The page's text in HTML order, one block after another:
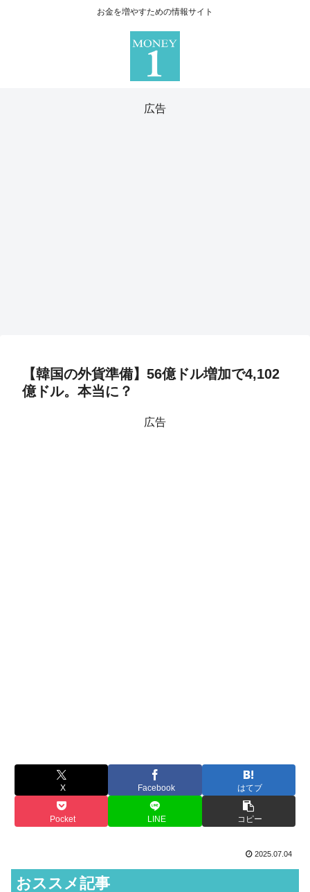
お金を増やすための情報サイト
広告
【韓国の外貨準備】56億ドル増加で4,102
億ドル。本当に？
広告
X Facebook はてブ
Pocket LINE コピー
2025.07.04
おススメ記事